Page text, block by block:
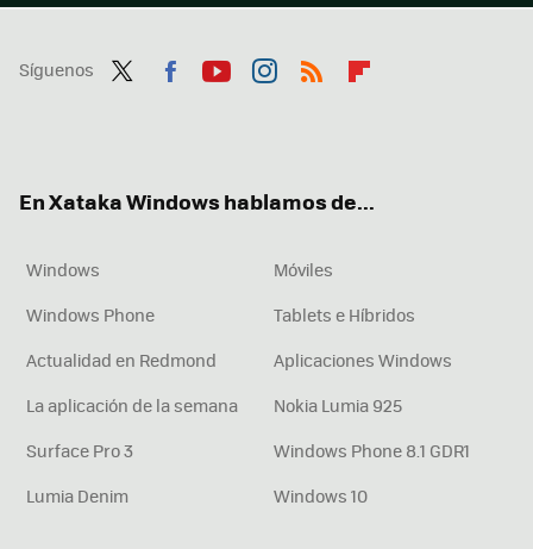
Síguenos
En Xataka Windows hablamos de...
Windows
Móviles
Windows Phone
Tablets e Híbridos
Actualidad en Redmond
Aplicaciones Windows
La aplicación de la semana
Nokia Lumia 925
Surface Pro 3
Windows Phone 8.1 GDR1
Lumia Denim
Windows 10